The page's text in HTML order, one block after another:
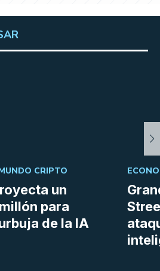
un
para
de la IA
CRIPTO